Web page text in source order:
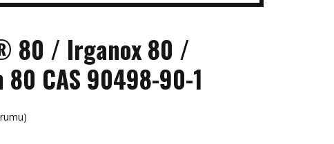
80 / Irganox 80 /
CAS 90498-90-1